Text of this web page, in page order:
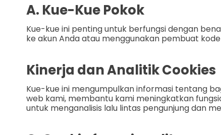
A. Kue-Kue Pokok
Kue-kue ini penting untuk berfungsi dengan
ke akun Anda atau menggunakan pembuat
Kinerja dan Analitik Cookies
Kue-kue ini mengumpulkan informasi tentang
web kami, membantu kami meningkatkan
untuk menganalisis lalu lintas pengunjung dan